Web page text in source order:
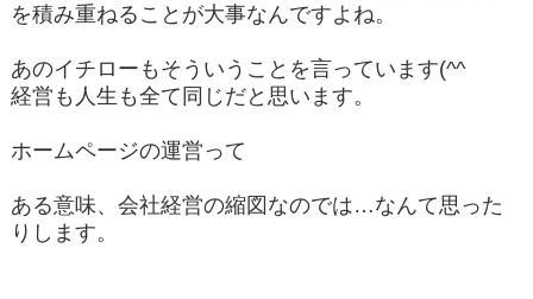
を積み重ねることが大事なんですよね。
あのイチローもそういうことを言っています(^^
経営も人生も全て同じだと思います。
ホームページの運営って
ある意味、会社経営の縮図なのでは…なんて思った
りします。